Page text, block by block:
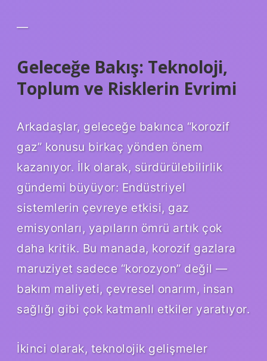
—
Geleceğe Bakış: Teknoloji,
Toplum ve Risklerin Evrimi
Arkadaşlar, geleceğe bakınca “korozif
gaz” konusu birkaç yönden önem
kazanıyor. İlk olarak, sürdürülebilirlik
gündemi büyüyor: Endüstriyel
sistemlerin çevreye etkisi, gaz
emisyonları, yapıların ömrü artık çok
daha kritik. Bu manada, korozif gazlara
maruziyet sadece “korozyon” değil —
bakım maliyeti, çevresel onarım, insan
sağlığı gibi çok katmanlı etkiler yaratıyor.
İkinci olarak, teknolojik gelişmeler